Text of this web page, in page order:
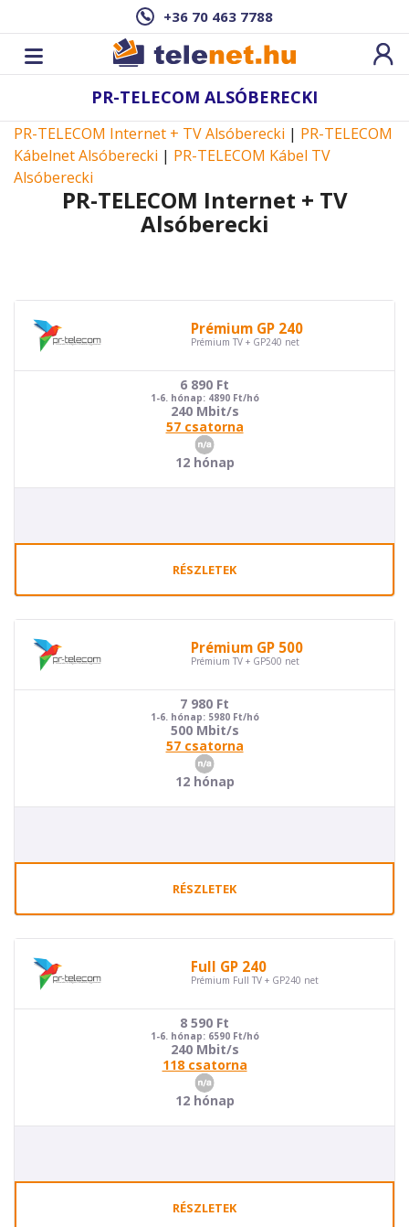
+36 70 463 7788
PR-TELECOM ALSÓBERECKI
PR-TELECOM Internet + TV Alsóberecki | PR-TELECOM
Kábelnet Alsóberecki | PR-TELECOM Kábel TV
Alsóberecki
PR-TELECOM Internet + TV
Alsóberecki
Prémium GP 240
Prémium TV + GP240 net
6 890 Ft
1-6. hónap: 4890 Ft/hó
240 Mbit/s
57 csatorna
12 hónap
RÉSZLETEK
Prémium GP 500
Prémium TV + GP500 net
7 980 Ft
1-6. hónap: 5980 Ft/hó
500 Mbit/s
57 csatorna
12 hónap
RÉSZLETEK
Full GP 240
Prémium Full TV + GP240 net
8 590 Ft
1-6. hónap: 6590 Ft/hó
240 Mbit/s
118 csatorna
12 hónap
RÉSZLETEK